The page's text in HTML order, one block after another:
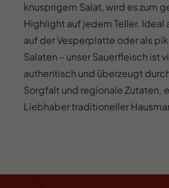
knusprigem Salat, wird es zum
Highlight auf jedem Teller. Ideal
auf der Vesperplatte oder als
Salaten – unser Sauerfleisch ist
authentisch und überzeugt
Sorgfalt und regionale Zutaten.
Liebhaber traditioneller